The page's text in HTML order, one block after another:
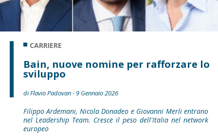
CARRIERE
Bain, nuove nomine per rafforzare lo
sviluppo
di Flavio Padovan - 9 Gennaio 2026
Filippo Ardemani, Nicola Donadeo e Giovanni Merli entrano
nel Leadership Team. Cresce il peso dell'Italia nel network
europeo